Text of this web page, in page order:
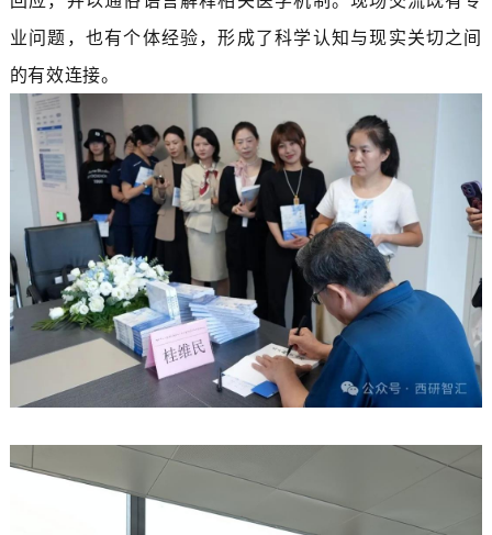
业问题，也有个体经验，形成了科学认知与现实关切之间
的有效连接。